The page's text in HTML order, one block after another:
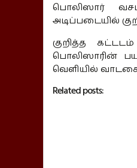
பொலிஸார்
அடிப்படையில்
குறித்த
பொலிஸாரின்
வெளியில்
Related posts: